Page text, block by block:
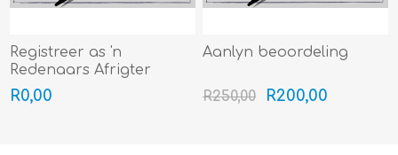
Registreer as 'n
Redenaars Afrigter
R0,00
Aanlyn beoordeling
R250,00 R200,00